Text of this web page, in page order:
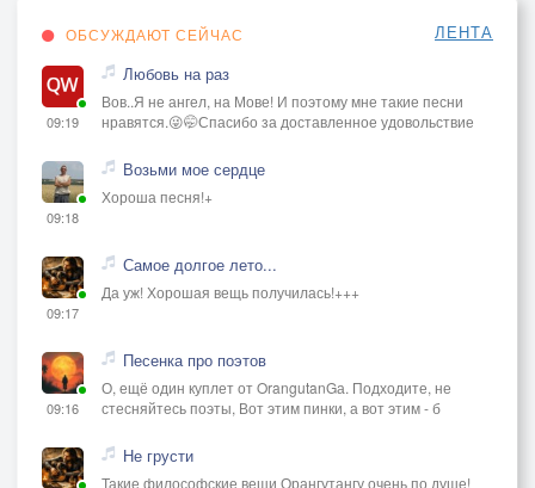
ОБСУЖДАЮТ СЕЙЧАС ЛЕНТА
09:19
Любовь на раз
Вов..Я не ангел, на Мове! И поэтому мне такие песни
нравятся.😜🤭Спасибо за доставленное удовольствие
09:18
Возьми мое сердце
Хороша песня!+
09:17
Самое долгое лето...
Да уж! Хорошая вещь получилась!+++
09:16
Песенка про поэтов
О, ещё один куплет от OrangutanGа. Подходите, не
стесняйтесь поэты, Вот этим пинки, а вот этим - б
Не грусти
Такие философские вещи Орангутангу очень по душе!